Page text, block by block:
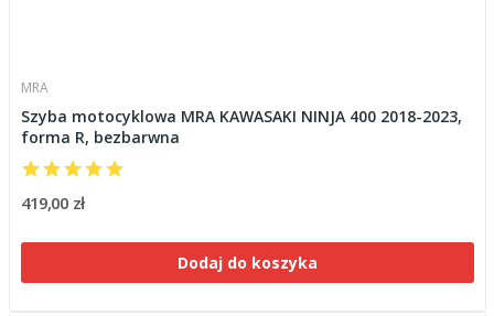
MRA
Szyba motocyklowa MRA KAWASAKI NINJA 400 2018-2023,
forma R, bezbarwna
419,00 zł
Dodaj do koszyka